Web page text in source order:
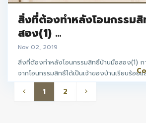
สิ่งที่ต้องทำหลังโอนกรรม
สอง(1) ...
Nov 02, 2019
สิ่งที่ต้องทำหลังโอนกรรมสิทธิ์บ้านมือสอง(1) ก
จากโอนกรรมสิทธิ์ได้เป็นเจ้าของบ้านเรียบร้อย
1 2